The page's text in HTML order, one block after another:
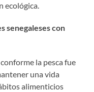
ecológica.
senegaleses con
la pesca fue
una vida
alimenticios